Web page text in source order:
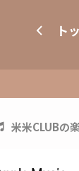
ト
米米CLUBの